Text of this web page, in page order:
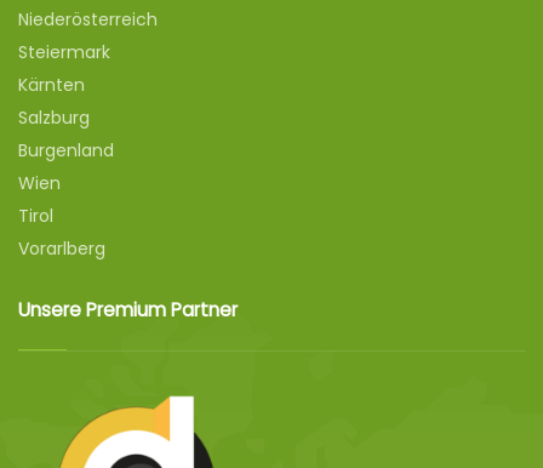
Niederösterreich
Steiermark
Kärnten
Salzburg
Burgenland
Wien
Tirol
Vorarlberg
Unsere Premium Partner